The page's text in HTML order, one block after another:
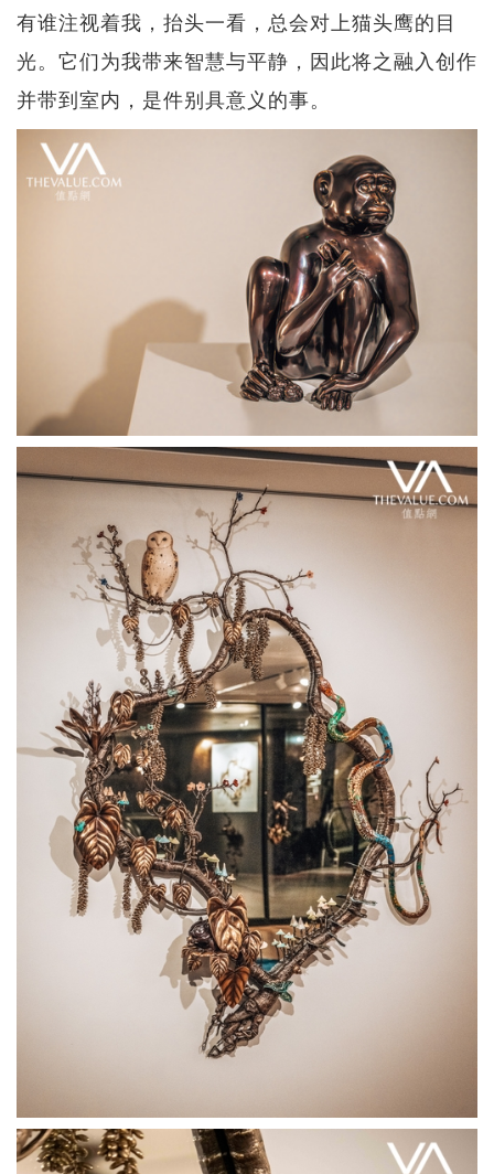
有谁注视着我，抬头一看，总会对上猫头鹰的目
光。它们为我带来智慧与平静，因此将之融入创作
并带到室内，是件别具意义的事。